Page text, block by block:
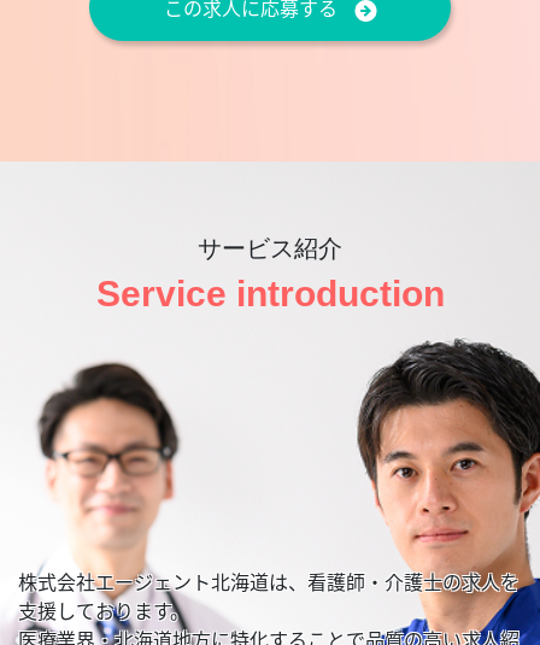
この求人に応募する
サービス紹介
Service introduction
株式会社エージェント北海道は、看護師・介護士の求人を
支援しております。
医療業界・北海道地方に特化することで品質の高い求人紹